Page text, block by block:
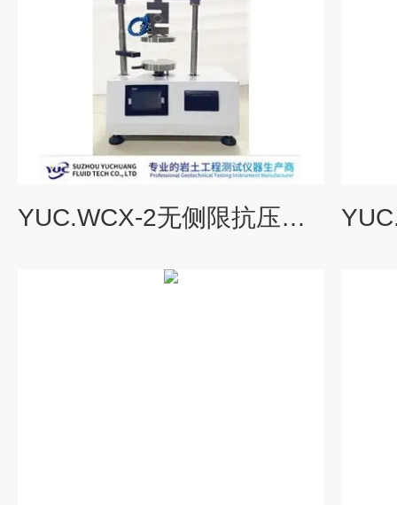
YUC.WCX-2无侧限抗压强度试验仪